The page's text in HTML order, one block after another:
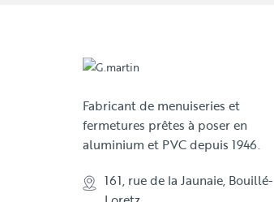
Fabricant de menuiseries et
fermetures prêtes à poser en
aluminium et PVC depuis 1946.
161, rue de la Jaunaie, Bouillé-